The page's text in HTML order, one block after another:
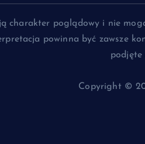
charakter poglądowy i nie
powinna być zawsze
podjęte
Copyright ©